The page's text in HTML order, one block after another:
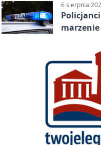
6 sierpnia